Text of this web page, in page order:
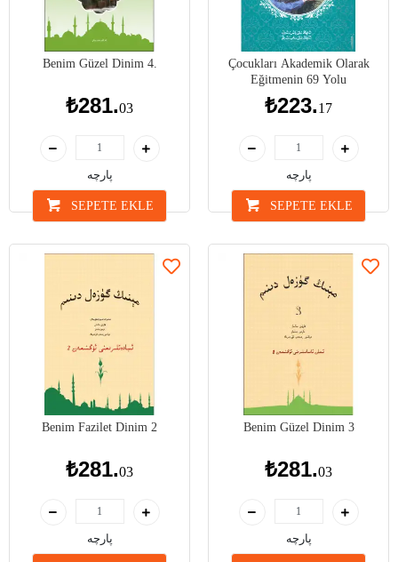
Çocukları Akademik Olarak
Eğitmenin 69 Yolu
₺223.17
پارچە
SEPETE EKLE
Benim Güzel Dinim 4.
₺281.03
پارچە
SEPETE EKLE
Benim Güzel Dinim 3
₺281.03
پارچە
Benim Fazilet Dinim 2
₺281.03
پارچە